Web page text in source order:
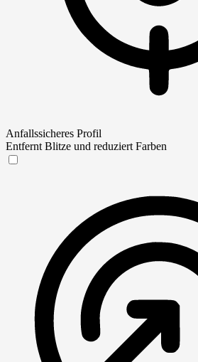
Anfallssicheres Profil
Entfernt Blitze und reduziert Farben